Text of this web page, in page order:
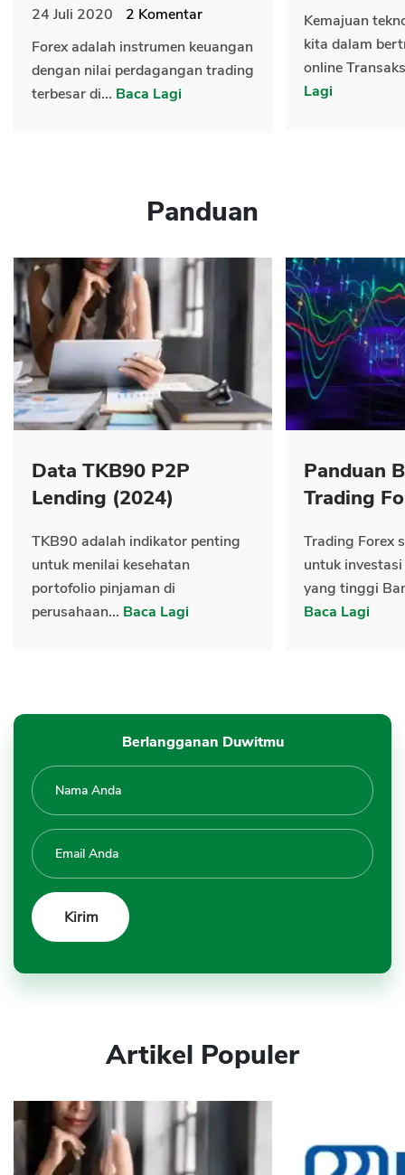
24 Juli 2020 2 Komentar
Forex adalah instrumen keuangan
dengan nilai perdagangan trading
terbesar di... Baca Lagi
Kemajuan
kita dalam
online
Lagi
Panduan
Data TKB90 P2P
Lending (2024)
TKB90 adalah indikator penting
untuk menilai kesehatan
portofolio pinjaman di
perusahaan... Baca Lagi
Panduan
Trading
Trading Forex
untuk
yang tinggi
Baca Lagi
Berlangganan Duwitmu
Artikel Populer